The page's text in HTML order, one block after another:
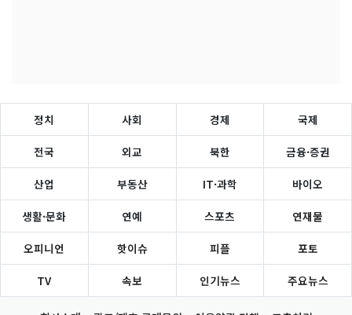
정치 사회 경제 국제
전국 외교 북한 금융·증권
산업 부동산 IT·과학 바이오
생활·문화 연예 스포츠 연재물
오피니언 핫이슈 피플 포토
TV 속보 인기뉴스 주요뉴스